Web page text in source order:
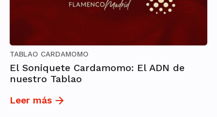
TABLAO CARDAMOMO
El Soniquete Cardamomo: El ADN de
nuestro Tablao
Leer más